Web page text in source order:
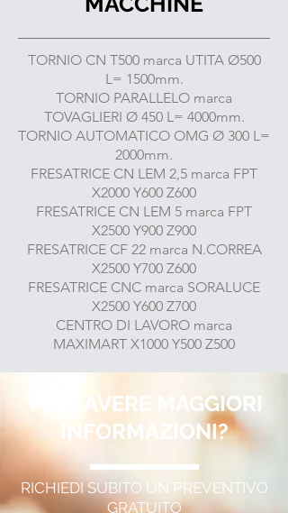
TORNIO CN T500 marca UTITA Ø500
L= 1500mm.
TORNIO PARALLELO marca
TOVAGLIERI Ø 450 L= 4000mm.
TORNIO AUTOMATICO OMG Ø 300 L=
2000mm.
FRESATRICE CN LEM 2,5 marca FPT
X2000 Y600 Z600
FRESATRICE CN LEM 5 marca FPT
X2500 Y900 Z900
FRESATRICE CF 22 marca N.CORREA
X2500 Y700 Z600
FRESATRICE CNC marca SORALUCE
X2500 Y600 Z700
CENTRO DI LAVORO marca
MAXIMART X1000 Y500 Z500
VUOI AVERE MAGGIORI
INFORMAZIONI?
RICHIEDI SUBITO UN PREVENTIVO
GRATUITO